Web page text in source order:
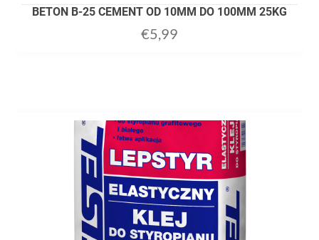
BETON B-25 CEMENT OD 10MM DO 100MM 25KG
€5,99